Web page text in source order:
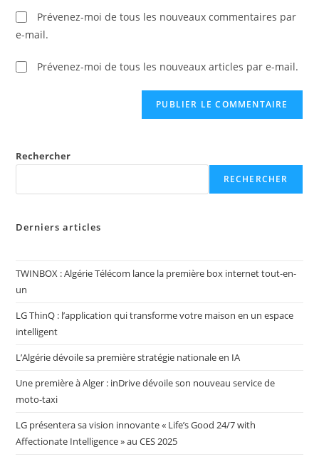
Prévenez-moi de tous les nouveaux commentaires par
e-mail.
Prévenez-moi de tous les nouveaux articles par e-mail.
Rechercher
RECHERCHER
Derniers articles
TWINBOX : Algérie Télécom lance la première box internet tout-en-
un
LG ThinQ : l’application qui transforme votre maison en un espace
intelligent
L’Algérie dévoile sa première stratégie nationale en IA
Une première à Alger : inDrive dévoile son nouveau service de
moto-taxi
LG présentera sa vision innovante « Life’s Good 24/7 with
Affectionate Intelligence » au CES 2025